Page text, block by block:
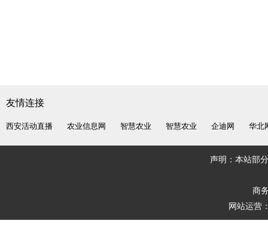
友情连接
西安活动直播 农业信息网 智慧农业 智慧农业 企迪网 华北
声明：本站部
商
网站运营